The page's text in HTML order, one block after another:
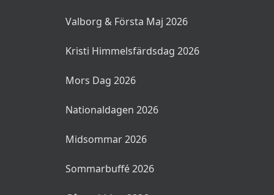
Valborg & Första Maj 2026
Kristi Himmelsfärdsdag 2026
Mors Dag 2026
Nationaldagen 2026
Midsommar 2026
Sommarbuffé 2026